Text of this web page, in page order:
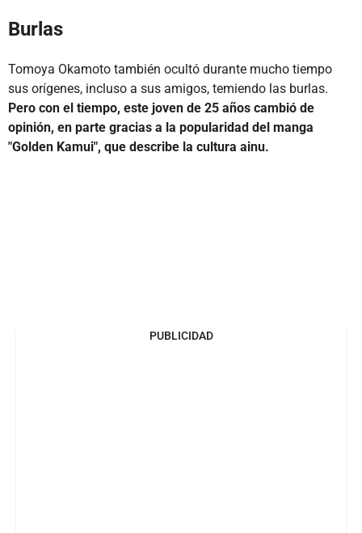
Burlas
Tomoya Okamoto también ocultó durante mucho tiempo
sus orígenes, incluso a sus amigos, temiendo las burlas.
Pero con el tiempo, este joven de 25 años cambió de
opinión, en parte gracias a la popularidad del manga
"Golden Kamui", que describe la cultura ainu.
PUBLICIDAD